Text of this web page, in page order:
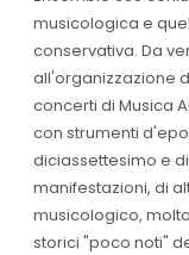
musicologica e
conservativa. Da
all'organizzazione
concerti di Musica
con strumenti
diciassettesimo e
manifestazioni, di
musicologico,
storici "poco noti"